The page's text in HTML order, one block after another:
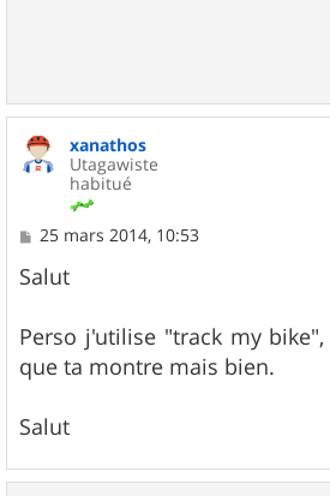
xanathos
Utagawiste
habitué
M
s
s
g
e
25 mars 2014, 10:53
Salut
Perso j'utilise "track my
que ta montre mais bien.
Salut